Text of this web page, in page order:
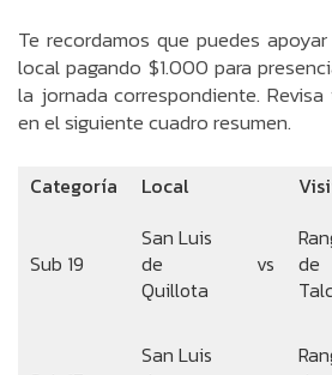
Te recordamos que puedes
local pagando $1.000 para
la jornada correspondiente.
en el siguiente cuadro resumen.
Categoría Local
Sub 19
San Luis
de
Quillota
vs
de
San Luis